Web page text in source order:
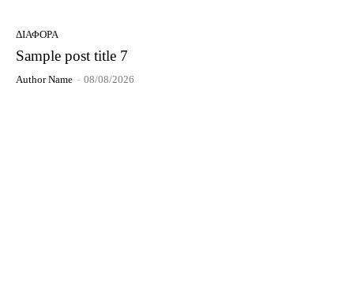
ΔΙΆΦΟΡΑ
Sample post title 7
Author Name - 08/08/2026